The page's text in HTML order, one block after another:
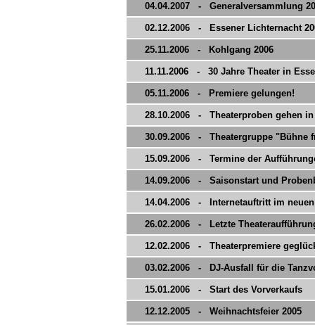
04.04.2007 - Generalversammlung
02.12.2006 - Essener Lichternacht
25.11.2006 - Kohlgang 2006
11.11.2006 - 30 Jahre Theater in
05.11.2006 - Premiere gelungen!
28.10.2006 - Theaterproben gehen
30.09.2006 - Theatergruppe "Bühne
15.09.2006 - Termine der
14.09.2006 - Saisonstart und
14.04.2006 - Internetauftritt im
26.02.2006 - Letzte
12.02.2006 - Theaterpremiere
03.02.2006 - DJ-Ausfall für die
15.01.2006 - Start des Vorverkaufs
12.12.2005 - Weihnachtsfeier 2005